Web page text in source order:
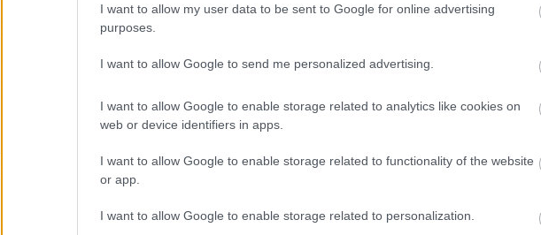
I want to allow my user data to be sent to Google for online advertising
purposes.
I want to allow Google to send me personalized advertising.
I want to allow Google to enable storage related to analytics like cookies on
web or device identifiers in apps.
I want to allow Google to enable storage related to functionality of the website
or app.
I want to allow Google to enable storage related to personalization.